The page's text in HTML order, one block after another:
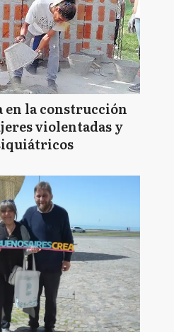
en la construcción
violentadas y